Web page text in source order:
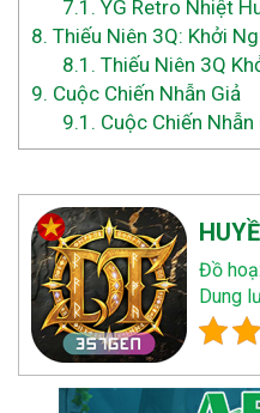
7.1. YG Retro Nhiệt
8. Thiếu Niên 3Q: Khởi
8.1. Thiếu Niên 3Q
9. Cuộc Chiến Nhẫn Giả
9.1. Cuộc Chiến Nhẫn
Đồ
Dung